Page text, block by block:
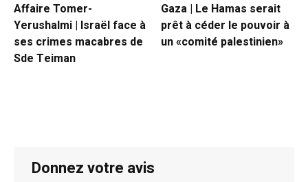
Affaire Tomer-
Yerushalmi | Israël face à
ses crimes macabres de
Sde Teiman
Gaza | Le Hamas serait
prêt à céder le pouvoir à
un «comité palestinien»
Donnez votre avis